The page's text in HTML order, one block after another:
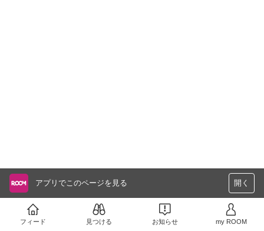
アプリでこのページを見る 開く
フィード 見つける お知らせ my ROOM